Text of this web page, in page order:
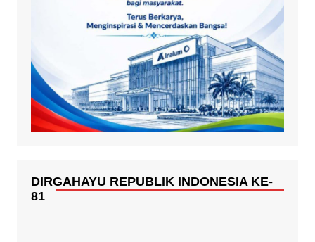
DIRGAHAYU REPUBLIK INDONESIA KE-
81